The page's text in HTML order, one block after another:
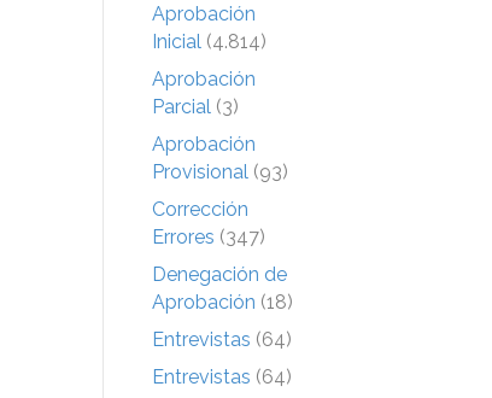
Aprobación
Inicial (4.814)
Aprobación
Parcial (3)
Aprobación
Provisional (93)
Corrección
Errores (347)
Denegación de
Aprobación (18)
Entrevistas (64)
Entrevistas (64)